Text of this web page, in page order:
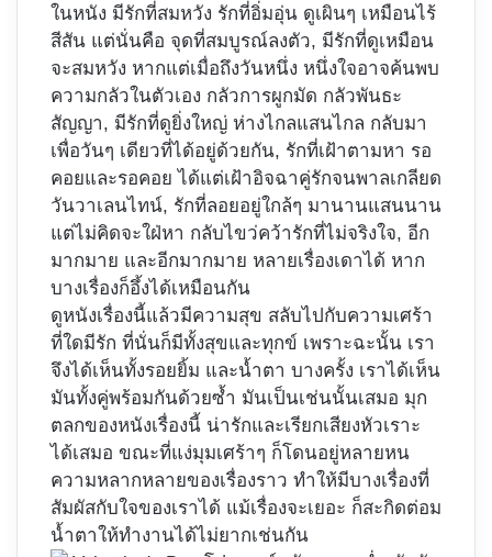
ในหนัง มีรักที่สมหวัง รักที่อิ่มอุ่น ดูเผินๆ เหมือนไร้
สีสัน แต่นั่นคือ จุดที่สมบูรณ์ลงตัว, มีรักที่ดูเหมือน
จะสมหวัง หากแต่เมื่อถึงวันหนึ่ง หนึ่งใจอาจค้นพบ
ความกลัวในตัวเอง กลัวการผูกมัด กลัวพันธะ
สัญญา, มีรักที่ดูยิ่งใหญ่ ห่างไกลแสนไกล กลับมา
เพื่อวันๆ เดียวที่ได้อยู่ด้วยกัน, รักที่เฝ้าตามหา รอ
คอยและรอคอย ได้แต่เฝ้าอิจฉาคู่รักจนพาลเกลียด
วันวาเลนไทน์, รักที่ลอยอยู่ใกล้ๆ มานานแสนนาน
แต่ไม่คิดจะใฝ่หา กลับไขว่คว้ารักที่ไม่จริงใจ, อีก
มากมาย และอีกมากมาย หลายเรื่องเดาได้ หาก
บางเรื่องก็อึ้งได้เหมือนกัน
ดูหนังเรื่องนี้แล้วมีความสุข สลับไปกับความเศร้า
ที่ใดมีรัก ที่นั่นก็มีทั้งสุขและทุกข์ เพราะฉะนั้น เรา
จึงได้เห็นทั้งรอยยิ้ม และน้ำตา บางครั้ง เราได้เห็น
มันทั้งคู่พร้อมกันด้วยซ้ำ มันเป็นเช่นนั้นเสมอ มุก
ตลกของหนังเรื่องนี้ น่ารักและเรียกเสียงหัวเราะ
ได้เสมอ ขณะที่แง่มุมเศร้าๆ ก็โดนอยู่หลายหน
ความหลากหลายของเรื่องราว ทำให้มีบางเรื่องที่
สัมผัสกับใจของเราได้ แม้เรื่องจะเยอะ ก็สะกิดต่อม
น้ำตาให้ทำงานได้ไม่ยากเช่นกัน